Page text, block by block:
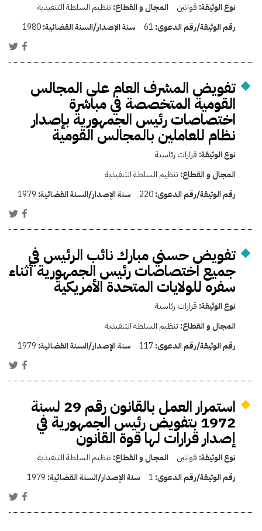
نوع الوثيقة: قوانين المجال و القطاع: تنظيم السلطة التنفيذية
رقم الوثيقة/رقم الدعوى: 61 سنة الإصدار/السنة القضائية:1980
تفويض المشرف العام على المجالس
القومية المتخصصة في مباشرة
اختصاصات رئيس الجمهورية بإصدار
نظام للعاملين بالمجالس القومية
نوع الوثيقة: قرارات رئاسية
المجال و القطاع: تنظيم السلطة التنفيذية
رقم الوثيقة/رقم الدعوى:220 سنة الإصدار/السنة القضائية: 1979
تفويض حسني مبارك نائب الرئيس في
جميع اختصاصات رئيس الجمهورية أثناء
سفره للولايات المتحدة الأمريكية
نوع الوثيقة: قرارات رئاسية
المجال و القطاع: تنظيم السلطة التنفيذية
رقم الوثيقة/رقم الدعوى:117 سنة الإصدار/السنة القضائية: 1979
استمرار العمل بالقانون رقم 29 لسنة
1972 بتفويض رئيس الجمهورية في
إصدار قرارات لها قوة القانون
نوع الوثيقة: قوانين المجال و القطاع: تنظيم السلطة التنفيذية
رقم الوثيقة/رقم الدعوى: 1 سنة الإصدار/السنة القضائية: 1979